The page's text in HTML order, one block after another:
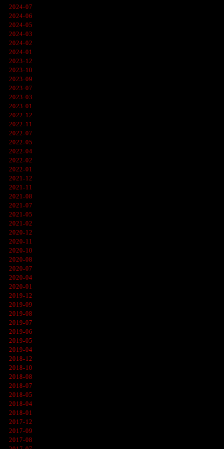
2024-07
2024-06
2024-05
2024-03
2024-02
2024-01
2023-12
2023-10
2023-09
2023-07
2023-03
2023-01
2022-12
2022-11
2022-07
2022-05
2022-04
2022-02
2022-01
2021-12
2021-11
2021-08
2021-07
2021-05
2021-02
2020-12
2020-11
2020-10
2020-08
2020-07
2020-04
2020-01
2019-12
2019-09
2019-08
2019-07
2019-06
2019-05
2019-04
2018-12
2018-10
2018-08
2018-07
2018-05
2018-04
2018-01
2017-12
2017-09
2017-08